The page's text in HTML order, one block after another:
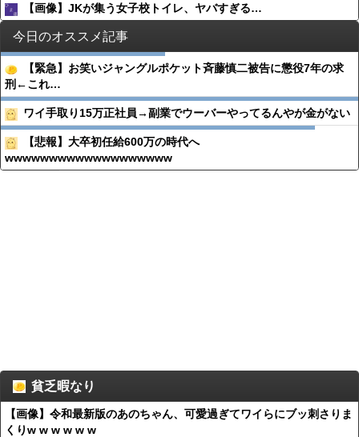
【画像】JKが集う女子校トイレ、ヤバすぎる…
今日のオススメ記事
【緊急】お笑いジャングルポケット斉藤慎二被告に懲役7年の求
刑←これ…
ワイ手取り15万正社員→副業でウーバーやってるんやが金がない
【悲報】大卒初任給600万の時代へ
wwwwwwwwwwwwwwwwwww
貧乏暇なり
【画像】令和最新版のあのちゃん、可愛過ぎてワイらにブッ刺さりま
くりw w w w w w